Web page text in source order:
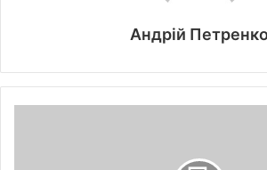
Андрій Петренко